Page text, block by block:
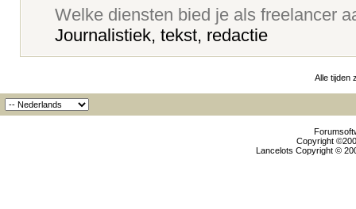
Welke diensten bied je als freelancer
Journalistiek, tekst, redactie
Alle tijden
Copyright
Lancelots Copyright ©